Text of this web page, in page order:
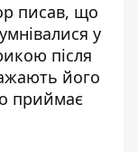
писав, що
у
після
його
приймає